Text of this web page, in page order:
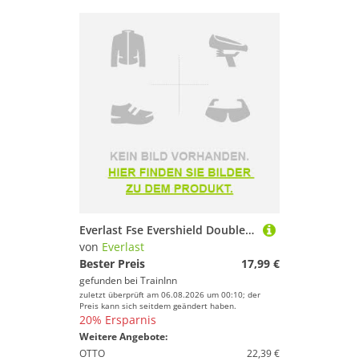
Everlast Fse Evershield Double Mouthguard Weiß
von Everlast
Bester Preis
17,99 €
gefunden bei TrainInn
zuletzt überprüft am 06.08.2026 um 00:10; der
Preis kann sich seitdem geändert haben.
20% Ersparnis
Weitere Angebote:
OTTO
22,39 €